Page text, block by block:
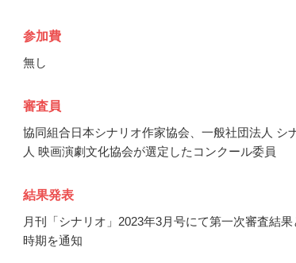
参加費
無し
審査員
協同組合日本シナリオ作家協会、一般社団法人 シ
人 映画演劇文化協会が選定したコンクール委員
結果発表
月刊「シナリオ」2023年3月号にて第一次審査結
時期を通知